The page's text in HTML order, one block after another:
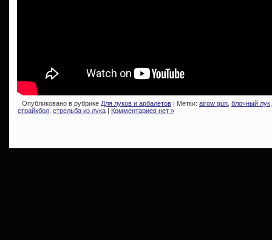
Опубликовано в рубрике Для луков и арбалетов | Метки: airow gun блочный лук
страйкбол стрельба из лука | Комментариев нет »